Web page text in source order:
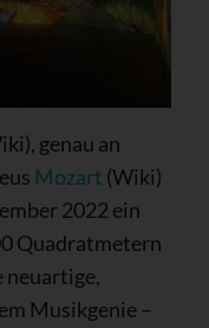
genau an
Mozart (Wiki)
2022 ein
Quadratmetern
neuartige,
Musikgenie –